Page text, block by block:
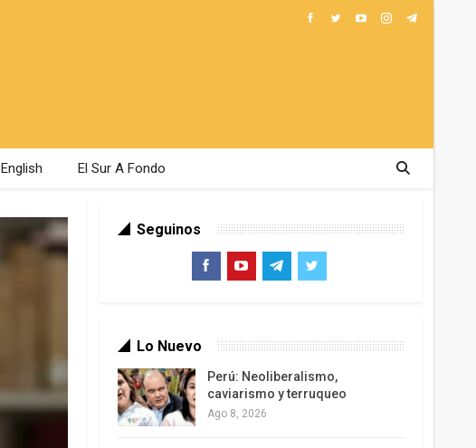
English El Sur A Fondo
Seguinos
Lo Nuevo
Perú: Neoliberalismo,
caviarismo y terruqueo
Ago 8, 2026